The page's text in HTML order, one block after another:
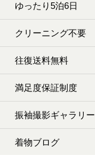
ゆったり5泊6日
クリーニング不要
往復送料無料
満足度保証制度
振袖撮影ギャラリー
着物ブログ